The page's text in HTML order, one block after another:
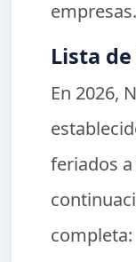
empresas.
Lista
En 2026,
feriados
completa: